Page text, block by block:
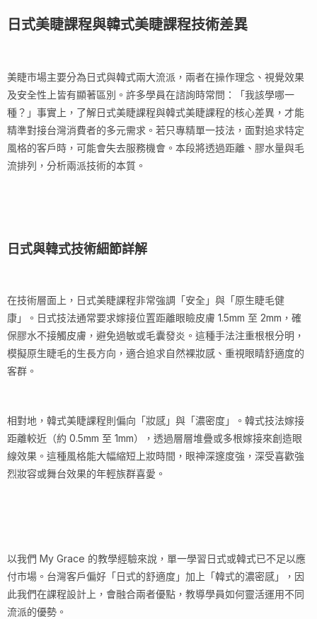
日式美睫課程與韓式美睫課程技術差異
美睫市場主要分為日式與韓式兩大流派，兩者在操作理念、視覺效果
及安全性上皆有顯著區別。許多學員在諮詢時常問：「我該學哪一
種？」事實上，了解日式美睫課程與韓式美睫課程的核心差異，才能
精準對接台灣消費者的多元需求。若只專精單一技法，面對追求特定
風格的客戶時，可能會失去服務機會。本段將透過距離、膠水量與毛
流排列，分析兩派技術的本質。
日式與韓式技術細節詳解
在技術層面上，日式美睫課程非常強調「安全」與「原生睫毛健
康」。日式技法通常要求嫁接位置距離眼瞼皮膚 1.5mm 至 2mm，確
保膠水不接觸皮膚，避免過敏或毛囊發炎。這種手法注重根根分明，
模擬原生睫毛的生長方向，適合追求自然裸妝感、重視眼睛舒適度的
客群。
相對地，韓式美睫課程則偏向「妝感」與「濃密度」。韓式技法嫁接
距離較近（約 0.5mm 至 1mm），透過層層堆疊或多根嫁接來創造眼
線效果。這種風格能大幅縮短上妝時間，眼神深邃度強，深受喜歡強
烈妝容或舞台效果的年輕族群喜愛。
以我們 My Grace 的教學經驗來說，單一學習日式或韓式已不足以應
付市場。台灣客戶偏好「日式的舒適度」加上「韓式的濃密感」，因
此我們在課程設計上，會融合兩者優點，教導學員如何靈活運用不同
流派的優勢。